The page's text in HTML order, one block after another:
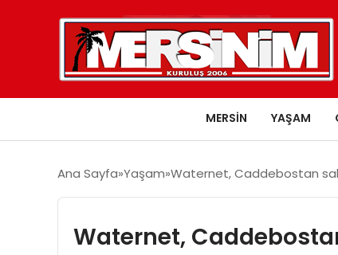
MERSIN YAŞAM
Ana Sayfa Yaşam Waternet, Caddebostan
Waternet,